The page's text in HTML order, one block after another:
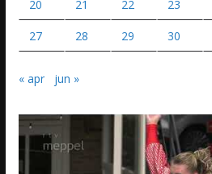
20 21 22 23
27 28 29 30
« apr jun »